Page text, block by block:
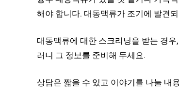
해야 합니다. 대동맥류가 조기에 발견
대동맥류에 대한 스크리닝을 받는 경
러니 그 정보를 준비해 두세요.
상담은 짧을 수 있고 이야기를 나눌 내